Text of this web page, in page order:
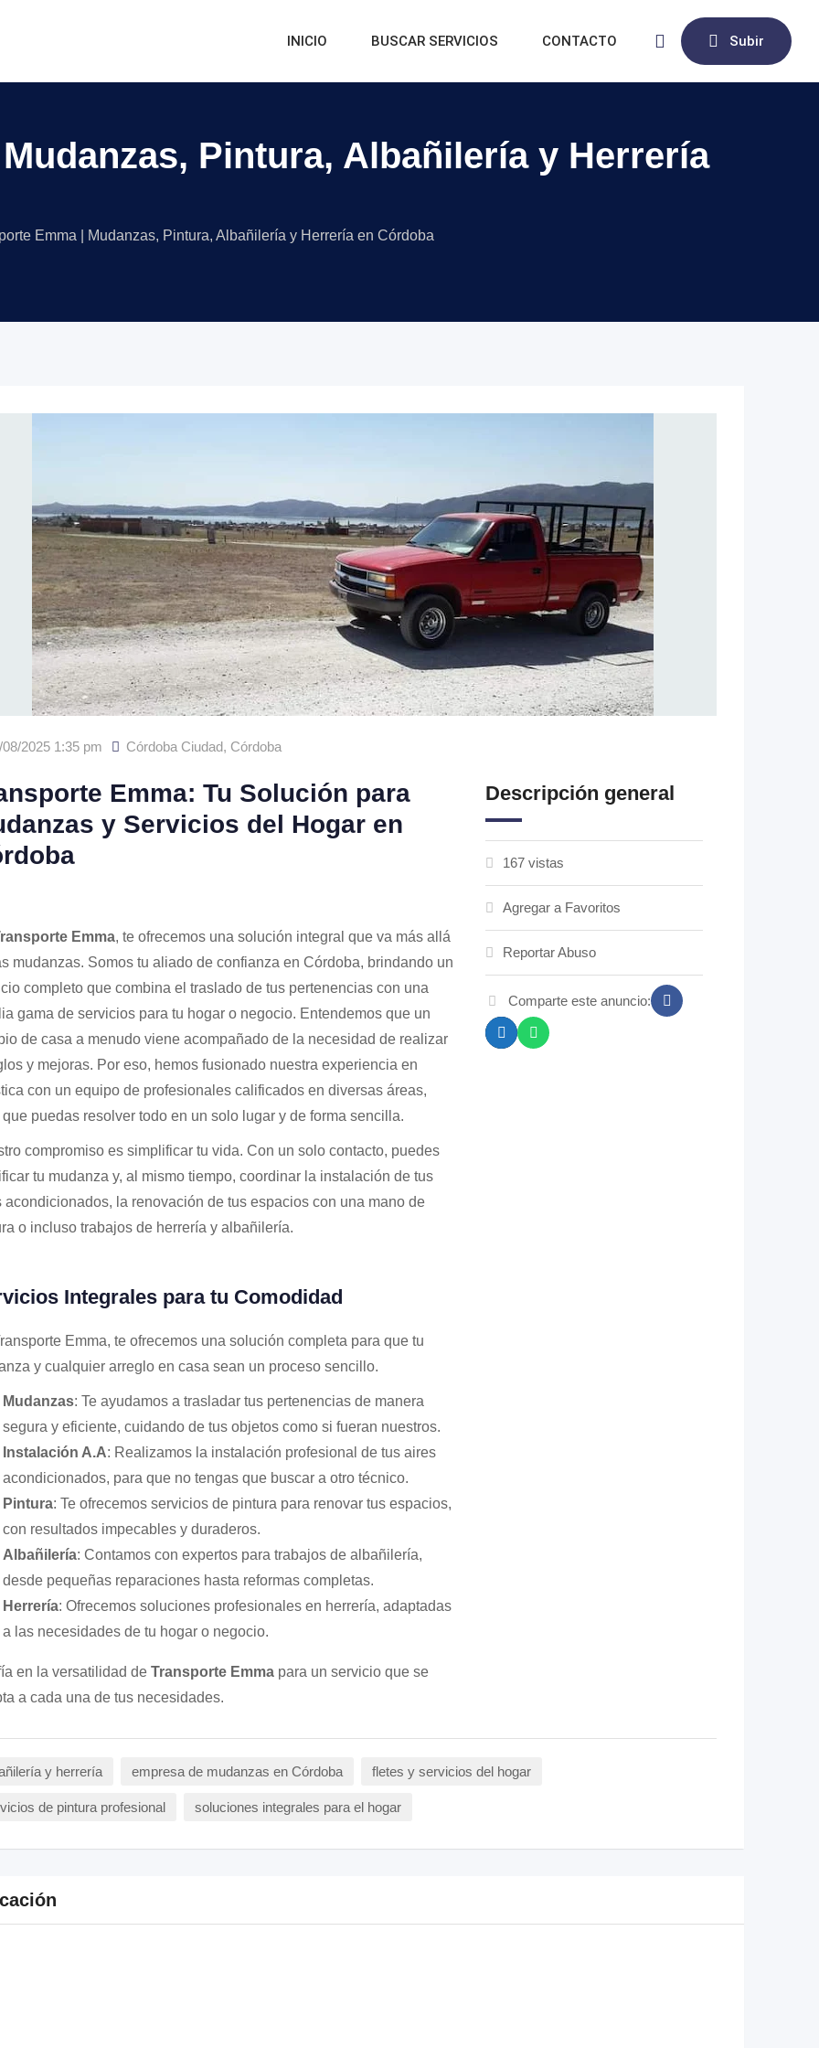
Subir
INICIO BUSCAR SERVICIOS CONTACTO
Pintura, Albañilería y Herrería
Emma | Mudanzas, Pintura, Albañilería y Herrería en Córdoba
2025 1:35 pm Córdoba Ciudad, Córdoba
Emma: Tu Solución para
y Servicios del Hogar en
Emma, te ofrecemos una solución integral que va más allá
mudanzas. Somos tu aliado de confianza en Córdoba, brindando un
completo que combina el traslado de tus pertenencias con una
gama de servicios para tu hogar o negocio. Entendemos que un
de casa a menudo viene acompañado de la necesidad de realizar
y mejoras. Por eso, hemos fusionado nuestra experiencia en
con un equipo de profesionales calificados en diversas áreas,
puedas resolver todo en un solo lugar y de forma sencilla.
compromiso es simplificar tu vida. Con un solo contacto, puedes
tu mudanza y, al mismo tiempo, coordinar la instalación de tus
acondicionados, la renovación de tus espacios con una mano de
o incluso trabajos de herrería y albañilería.
Integrales para tu Comodidad
Emma, te ofrecemos una solución completa para que tu
y cualquier arreglo en casa sean un proceso sencillo.
Mudanzas: Te ayudamos a trasladar tus pertenencias de manera
segura y eficiente, cuidando de tus objetos como si fueran nuestros.
Instalación A.A: Realizamos la instalación profesional de tus aires
acondicionados, para que no tengas que buscar a otro técnico.
Pintura: Te ofrecemos servicios de pintura para renovar tus espacios,
con resultados impecables y duraderos.
Albañilería: Contamos con expertos para trabajos de albañilería,
desde pequeñas reparaciones hasta reformas completas.
Herrería: Ofrecemos soluciones profesionales en herrería, adaptadas
a las necesidades de tu hogar o negocio.
en la versatilidad de Transporte Emmapara un servicio que se
a cada una de tus necesidades.
Descripción general
167 vistas
Agregar a Favoritos
Reportar Abuso
Comparte este anuncio:
y herrería empresa de mudanzas en Córdoba fletes y servicios del hogar
de pintura profesional soluciones integrales para el hogar